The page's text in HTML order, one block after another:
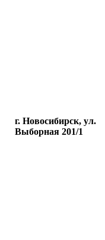
г. Новосибирск, ул.
Выборная 201/1